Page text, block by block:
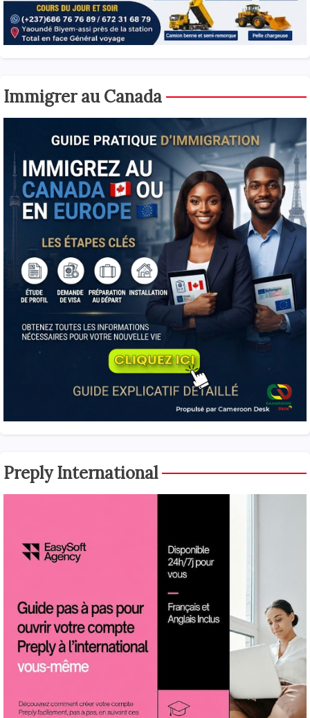
Immigrer au Canada
Preply International